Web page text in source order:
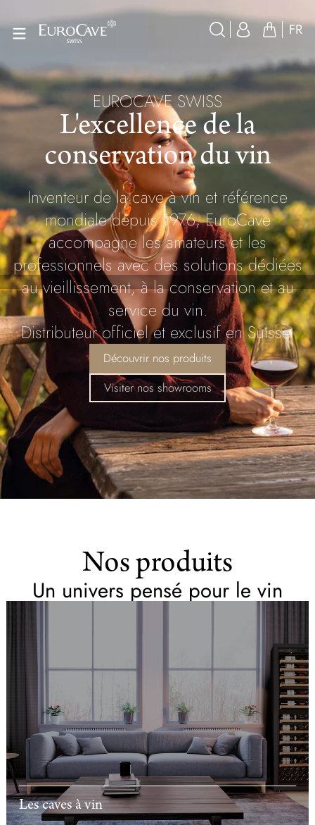
FR
EUROCAVE SWISS
L'excellence de la
conservation du vin
Inventeur de la cave à vin et référence
mondiale depuis 1976, EuroCave
accompagne les amateurs et les
professionnels avec des solutions dédiées
au vieillissement, à la conservation et au
service du vin.
Distributeur officiel et exclusif en Suisse.
Découvrir nos produits
Visiter nos showrooms
Nos produits
Un univers pensé pour le vin
Les caves à vin